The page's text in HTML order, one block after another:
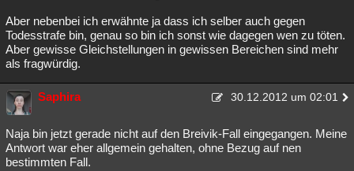
Aber nebenbei ich erwähnte ja dass ich selber auch gegen
Todesstrafe bin, genau so bin ich sonst wie dagegen wen zu töten.
Aber gewisse Gleichstellungen in gewissen Bereichen sind mehr
als fragwürdig.
Saphira 30.12.2012 um 02:01
Naja bin jetzt gerade nicht auf den Breivik-Fall eingegangen. Meine
Antwort war eher allgemein gehalten, ohne Bezug auf nen
bestimmten Fall.